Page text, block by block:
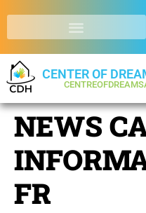
CENTER OF
NEWS
FR